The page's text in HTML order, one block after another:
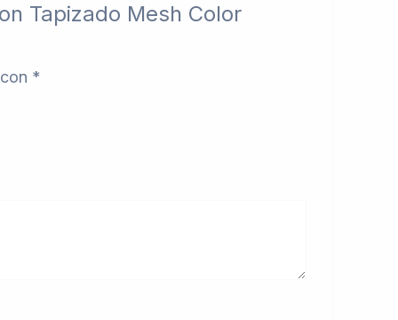
Tapizado Mesh Color
*